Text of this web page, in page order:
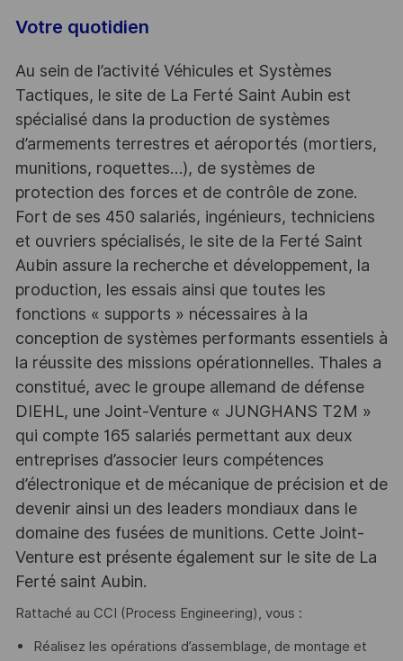
Votre quotidien
Au sein de l’activité Véhicules et Systèmes
Tactiques, le site de La Ferté Saint Aubin est
spécialisé dans la production de systèmes
d’armements terrestres et aéroportés (mortiers,
munitions, roquettes…), de systèmes de
protection des forces et de contrôle de zone.
Fort de ses 450 salariés, ingénieurs, techniciens
et ouvriers spécialisés, le site de la Ferté Saint
Aubin assure la recherche et développement, la
production, les essais ainsi que toutes les
fonctions « supports » nécessaires à la
conception de systèmes performants essentiels à
la réussite des missions opérationnelles. Thales a
constitué, avec le groupe allemand de défense
DIEHL, une Joint-Venture « JUNGHANS T2M »
qui compte 165 salariés permettant aux deux
entreprises d’associer leurs compétences
d’électronique et de mécanique de précision et de
devenir ainsi un des leaders mondiaux dans le
domaine des fusées de munitions. Cette Joint-
Venture est présente également sur le site de La
Ferté saint Aubin.
Rattaché au CCI (Process Engineering), vous :
Réalisez les opérations d’assemblage, de montage et